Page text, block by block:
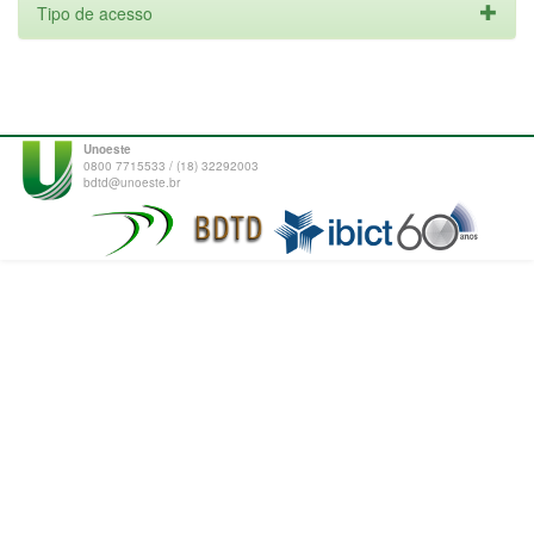
Tipo de acesso
Unoeste
0800 7715533 / (18) 32292003
bdtd@unoeste.br